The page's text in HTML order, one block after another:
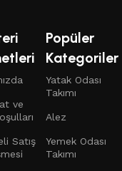
ve
Satış
Popüler
Kategoriler
Yatak Odası
Takımı
Alez
Yemek Odası
Takımı